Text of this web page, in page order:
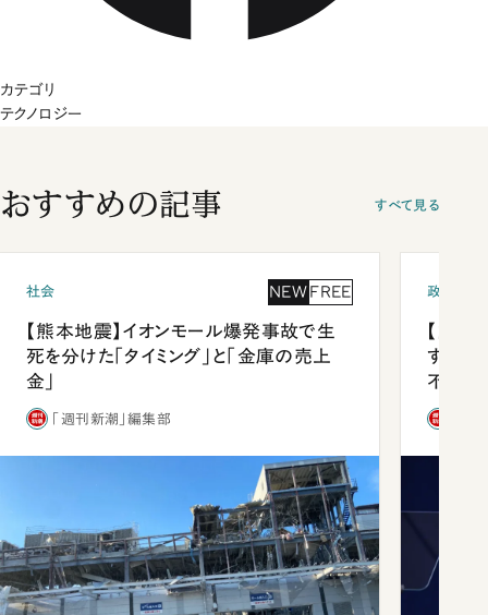
カテゴリ
テクノロジー
おすすめの記事 すべて見る
社会 NEW FREE
【熊本地震】イオンモール爆発事故で生
死を分けた「タイミング」と「金庫の売上
金」
「週刊新潮」編集部
政治
【内閣
する人
不仲説